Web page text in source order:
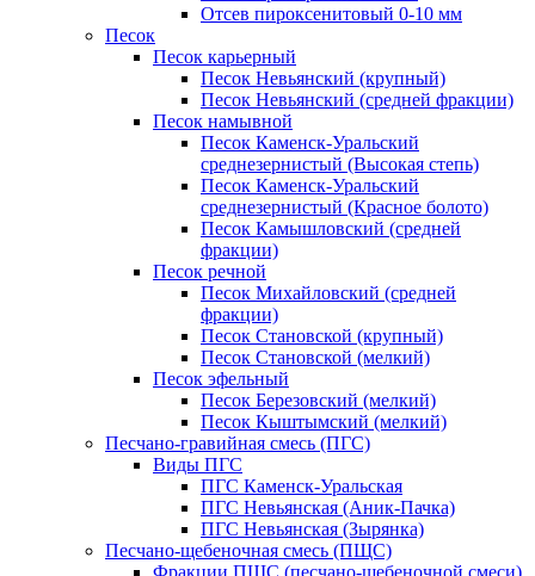
Отсев пироксенитовый 0-10 мм
Песок
Песок карьерный
Песок Невьянский (крупный)
Песок Невьянский (средней фракции)
Песок намывной
Песок Каменск-Уральский
среднезернистый (Высокая степь)
Песок Каменск-Уральский
среднезернистый (Красное болото)
Песок Камышловский (средней
фракции)
Песок речной
Песок Михайловский (средней
фракции)
Песок Становской (крупный)
Песок Становской (мелкий)
Песок эфельный
Песок Березовский (мелкий)
Песок Кыштымский (мелкий)
Песчано-гравийная смесь (ПГС)
Виды ПГС
ПГС Каменск-Уральская
ПГС Невьянская (Аник-Пачка)
ПГС Невьянская (Зырянка)
Песчано-щебеночная смесь (ПЩС)
Фракции ПЩС (песчано-щебеночной смеси)